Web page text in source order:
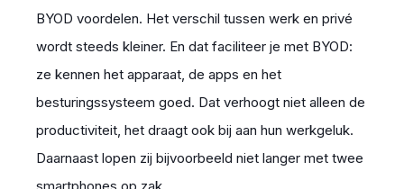
BYOD voordelen. Het verschil tussen werk en privé
wordt steeds kleiner. En dat faciliteer je met BYOD:
ze kennen het apparaat, de apps en het
besturingssysteem goed. Dat verhoogt niet alleen de
productiviteit, het draagt ook bij aan hun werkgeluk.
Daarnaast lopen zij bijvoorbeeld niet langer met twee